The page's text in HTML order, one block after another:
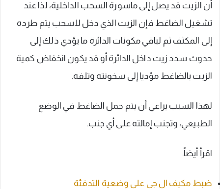
أن الزيت قد يصل إلى ماسورة السحب الداخلية، لذا عند
تشغيل الضاغط فإن الزيت الذي دخل للسحب يتم طرده
إلى المكثف ثم لباقي مكونات الدائرة ما يؤدي ذلك إلى
حدوث سدد زيت داخل الدائرة أو قد يكون انخفاض كمية
الزيت بالضاغط مؤديا إلى سخونته وتلفه.
لهذا السبب يراعي أن يتم حمل الضاغط في الوضع
الطبيعي، وتجنب إمالته على أي جنب.
اقرأ أيضاً:
ضبط مكيف ال جي على وضعية التدفئة